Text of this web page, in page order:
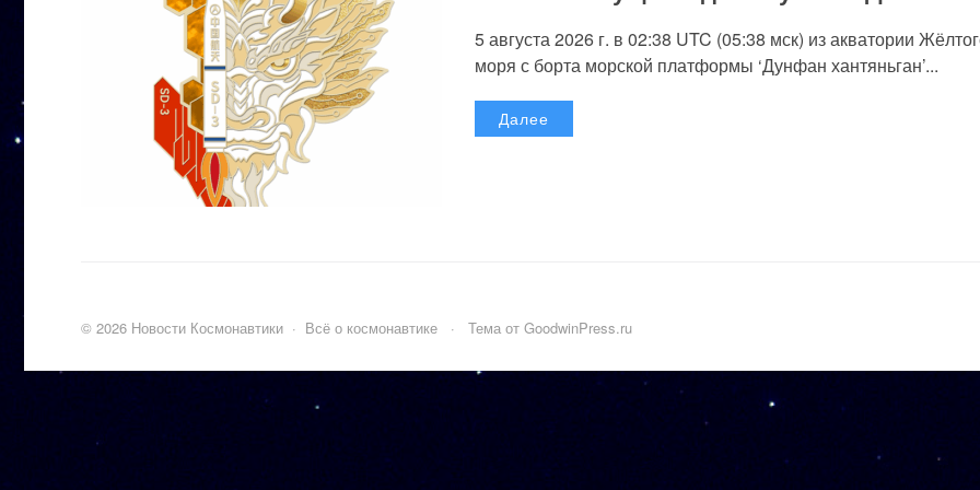
5 августа 2026 г. в 02:38 UTC (05:38 мск) из акватории
моря с борта морской платформы ‘Дунфан хантяньган’...
Далее
© 2026 Новости Космонавтики · Всё о космонавтике · Тема от GoodwinPress.ru